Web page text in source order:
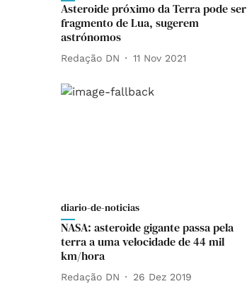
Asteroide próximo da Terra pode ser
fragmento de Lua, sugerem
astrónomos
Redação DN 11 Nov 2021
diario-de-noticias
NASA: asteroide gigante passa pela
terra a uma velocidade de 44 mil
km/hora
Redação DN 26 Dez 2019